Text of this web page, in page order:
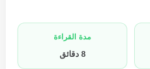
مدة القراءة
8 دقائق